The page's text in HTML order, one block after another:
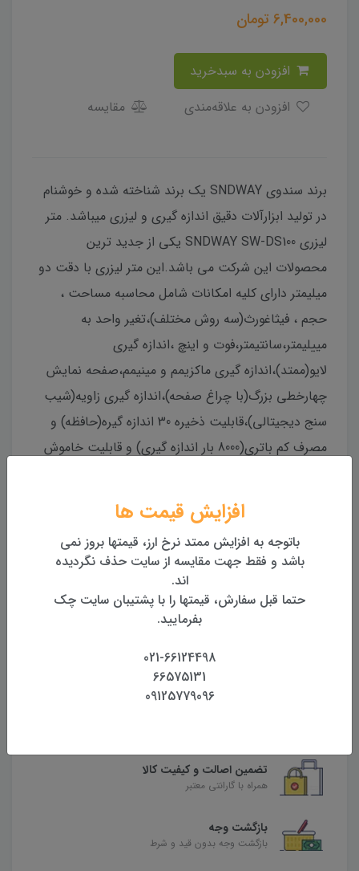
6,400,000 تومان
مقایسه
برند سندوی SNDWAY یک برند شناخته شده و خوشنام
در تولید ابزارآلات دقیق اندازه گیری و لیزری میباشد. متر
لیزری SNDWAY SW-DS100 یکی از جدید ترین
محصولات این شرکت می باشد.این متر لیزری با دقت دو
میلیمتر دارای کلیه امکانات شامل محاسبه مساحت ،
حجم ، فیثاغورث(سه روش مختلف)،تغیر واحد به
مییلیمتر،سانتیمتر،فوت و اینچ ،اندازه گیری
لایو(ممتد)،اندازه گیری ماکزیمم و مینیمم،صفحه نمایش
چهارخطی بزرگ(با چراغ صفحه)،اندازه گیری زاویه(شیب
سنج دیجیتالی)،قابلیت ذخیره 30 اندازه گیره(حافظه) و
مصرف کم باتری(8000 بار اندازه گیری) و قابلیت خاموش
دستگاه(150 ثانیه) میباشد.همچنین این متر ضد رطوبت و
RoHS(استاندارد اتحادیه اروپا)و استاندارد FCC(استاندارد
قاره آمریکا)میباشد.
ارسال به کل کشور
تحویل یک تا دو روزه درب محل
تضمین اصالت و کیفیت کالا
همراه با گارانتی معتبر
بازگشت وجه
بازگشت وجه بدون قید و شرط
افزایش قیمت ها
باتوجه به افزایش ممتد نرخ ارز، قیمتها بروز نمی
باشد و فقط جهت مقایسه از سایت حذف نگردیده
اند.
حتما قبل سفارش، قیمتها را با پشتیبان سایت چک
بفرمایید.
021-66124498
66575131
09125779096